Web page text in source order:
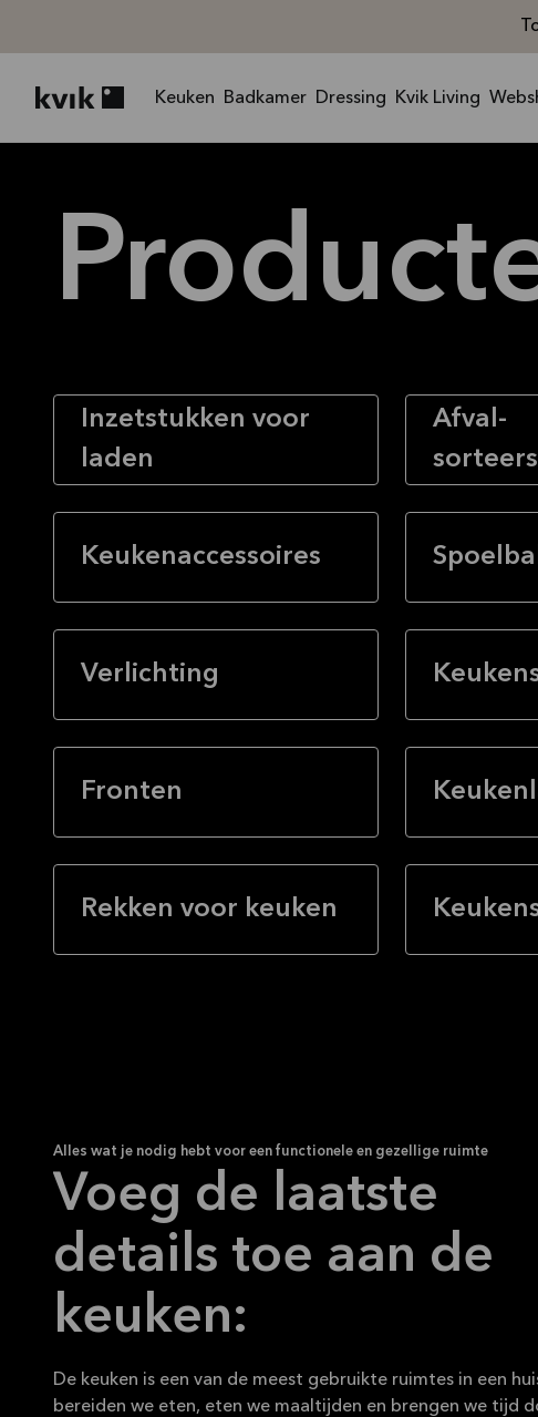
Keuken Badkamer Dressing Kvik Living
Inzetstukken voor
laden
Afval-
Keukenaccessoires
Verlichting
Fronten
Rekken voor keuken
Alles wat je nodig hebt voor een functionele en gezellige ruimte
Voeg de laatste
details toe aan de
keuken:
De keuken is een van de meest gebruikte ruimtes in een
bereiden we eten, eten we maaltijden en brengen we tijd